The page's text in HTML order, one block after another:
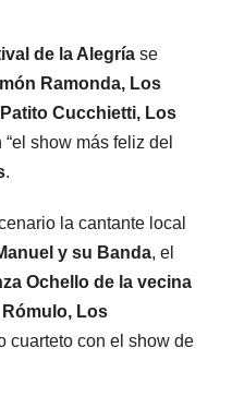
de la Alegría se
Ramonda, Los
Cucchietti, Los
show más feliz del
.
la cantante local
y su Banda, el
Ochello de la vecina
Los
cuarteto con el show de